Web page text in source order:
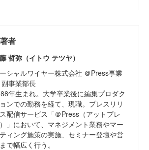
者
哲弥（イトウ テツヤ）
シャルワイヤー株式会社 ＠Press事業
事業部長
年生まれ。大学卒業後に編集プロダク
ンでの勤務を経て、現職。プレスリリ
配信サービス「＠Press（アットプレ
」において、マネジメント業務やマー
ィング施策の実施、セミナー登壇や営
で幅広く行う。